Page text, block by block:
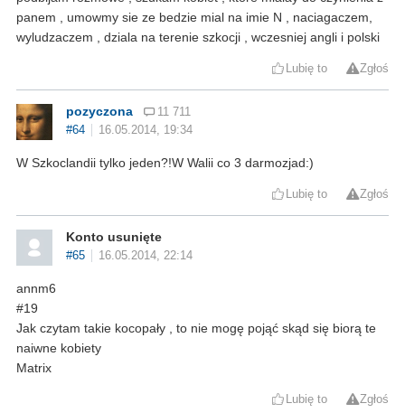
panem , umowmy sie ze bedzie mial na imie N , naciagaczem,
wyludzaczem , dziala na terenie szkocji , wczesniej angli i polski
Lubię to Zgłoś
pozyczona
11 711
#64
16.05.2014, 19:34
W Szkoclandii tylko jeden?!W Walii co 3 darmozjad:)
Lubię to Zgłoś
Konto usunięte
#65 16.05.2014, 22:14
annm6
#19
Jak czytam takie kocopały , to nie mogę pojąć skąd się biorą te
naiwne kobiety
Matrix
Lubię to Zgłoś